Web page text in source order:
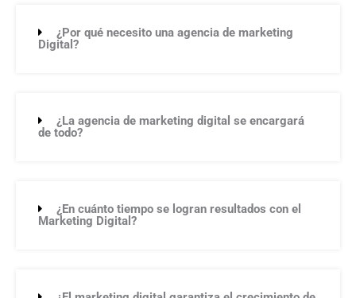
¿Por qué necesito una agencia de marketing
Digital?
¿La agencia de marketing digital se encargará
de todo?
¿En cuánto tiempo se logran resultados con el
Marketing Digital?